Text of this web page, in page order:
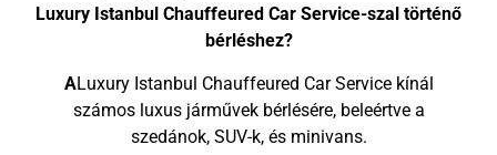
Luxury Istanbul Chauffeured Car Service-szal történő
bérléshez?
ALuxury Istanbul Chauffeured Car Service kínál
számos luxus járművek bérlésére, beleértve a
szedánok, SUV-k, és minivans.